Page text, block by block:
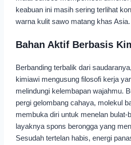
keabuan ini masih sering terlihat
warna kulit sawo matang khas Asia.
Bahan Aktif Berbasis
Berbanding terbalik dari
kimiawi mengusung filosofi kerja
melindungi kelembapan wajahmu.
pergi gelombang cahaya, molekul
membuka diri untuk menelan bulat-
layaknya spons berongga yang
Sesudah tertelan habis, energi